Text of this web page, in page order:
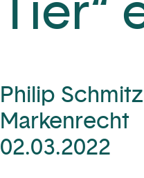
Philip Schmitz
Markenrecht
02.03.2022